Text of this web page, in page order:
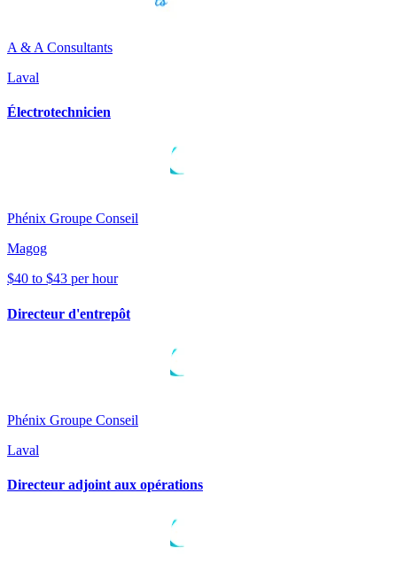
A & A Consultants
Laval
Électrotechnicien
Phénix Groupe Conseil
Magog
$40 to $43 per hour
Directeur d'entrepôt
Phénix Groupe Conseil
Laval
Directeur adjoint aux opérations